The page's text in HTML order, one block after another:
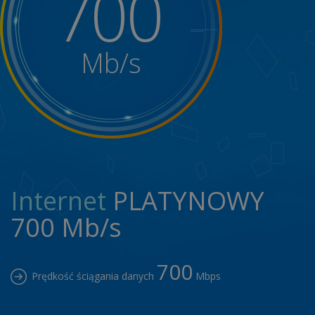
Mb/s
Internet PLATYNOWY
700 Mb/s
Prędkość ściągania danych 700 Mbps
takim marketingiem bezpośrednim . Przysługuje Pani/Panu prawo do cofnięcia
każdej wyrażonej przez siebie zgody na przetwarzanie Pani/Pana danych, w tym ich
udostępniania, w każdym momencie bez wpływu na zgodność z prawem
przetwarzania, którego dokonano na podstawie zgody przed jej cofnięciem.
Przysługuje Pani/Panu w związku z przetwarzaniem danych osobowych prawo
wniesienia skargi do organu nadzorczego. Podanie danych osobowych jest
dobrowolne, lecz niezbędne do świadczenia usług telekomunikacyjnych,
realizowania kontaktu z Panią/Panem lub otrzymywania informacji o produktach
lub usługach oferowanych przez AKASHA.NET. Pani/Pana dane osobowe nie będą
podlegać decyzjom opierającym się wyłącznie na zautomatyzowanym przetwarzaniu
jej/jemu powyżej wskazanych praw, prosimy o kierowanie korespondencji pod adres
zgodnie z obowiązującymi przepisami prawa udzieli Pani/Panu odpowiedzi w
wówczas poinformujemy Panią/Pana w terminie miesiąca o takim wydłużeniu.